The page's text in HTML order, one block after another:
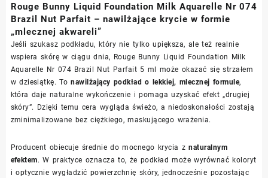
Rouge Bunny Liquid Foundation Milk Aquarelle Nr 074
Brazil Nut Parfait – nawilżające krycie w formie
„mlecznej akwareli”
Jeśli szukasz podkładu, który nie tylko upiększa, ale też realnie
wspiera skórę w ciągu dnia, Rouge Bunny Liquid Foundation Milk
Aquarelle Nr 074 Brazil Nut Parfait 5 ml może okazać się strzałem
w dziesiątkę. Tonawilżający podkład o lekkiej, mlecznej formule,
która daje naturalne wykończenie i pomaga uzyskać efekt „drugiej
skóry”. Dzięki temu cera wygląda świeżo, a niedoskonałości zostają
zminimalizowane bez ciężkiego, maskującego wrażenia.
Producent obiecuje średnie do mocnego krycia znaturalnym
efektem. W praktyce oznacza to, że podkład może wyrównać koloryt
i optycznie wygładzić powierzchnię skóry, jednocześnie pozostając